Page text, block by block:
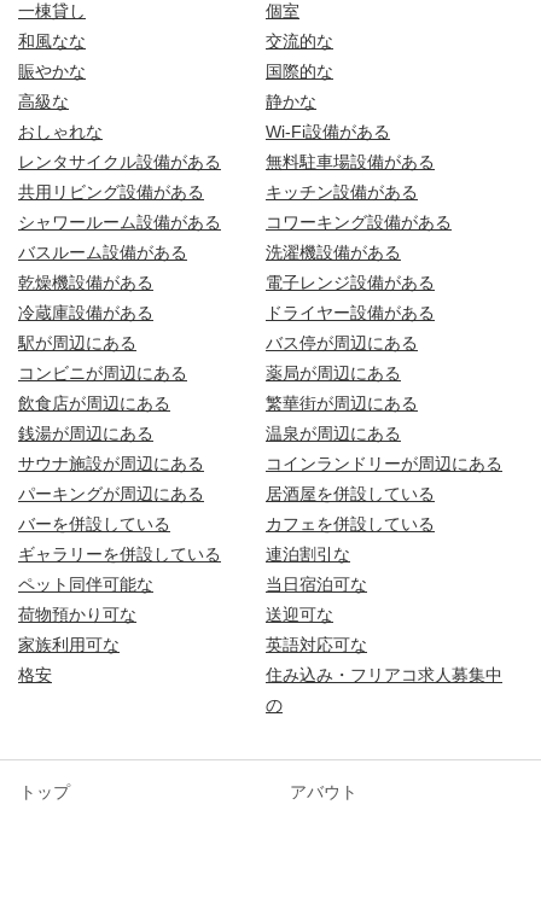
一棟貸し
個室
和風なな
交流的な
賑やかな
国際的な
高級な
静かな
おしゃれな
Wi-Fi設備がある
レンタサイクル設備がある
無料駐車場設備がある
共用リビング設備がある
キッチン設備がある
シャワールーム設備がある
コワーキング設備がある
バスルーム設備がある
洗濯機設備がある
乾燥機設備がある
電子レンジ設備がある
冷蔵庫設備がある
ドライヤー設備がある
駅が周辺にある
バス停が周辺にある
コンビニが周辺にある
薬局が周辺にある
飲食店が周辺にある
繁華街が周辺にある
銭湯が周辺にある
温泉が周辺にある
サウナ施設が周辺にある
コインランドリーが周辺にある
パーキングが周辺にある
居酒屋を併設している
バーを併設している
カフェを併設している
ギャラリーを併設している
連泊割引な
ペット同伴可能な
当日宿泊可な
荷物預かり可な
送迎可な
家族利用可な
英語対応可な
格安
住み込み・フリアコ求人募集中
の
トップ アバウト